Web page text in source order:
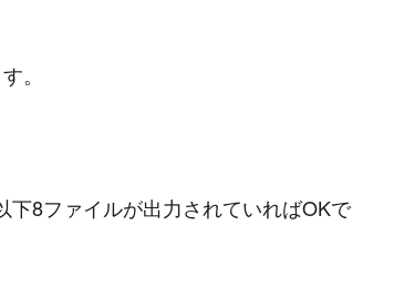
。
8ファイルが出力されていればOKで